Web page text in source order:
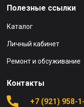
Полезные ссылки
Каталог
Личный кабинет
Ремонт и обсуживание
Контакты
+7 (921) 958-